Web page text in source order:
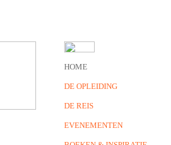
HOME
DE OPLEIDING
DE REIS
EVENEMENTEN